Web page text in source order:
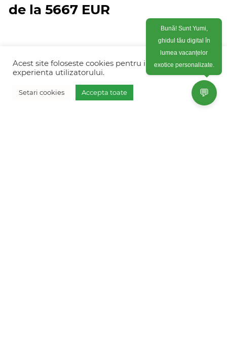
de la 5667 EUR
Vreau oferta personalizata
© FRESH HOLIDAYS & EVENTS SRL 2026
Acest site foloseste cookies pentru imbunatati
experienta utilizatorului.
Setari cookies Accepta toate 💬
Bună! Sunt Yumi,
ghidul tău digital în
lumea vacanțelor
exotice personalizate.